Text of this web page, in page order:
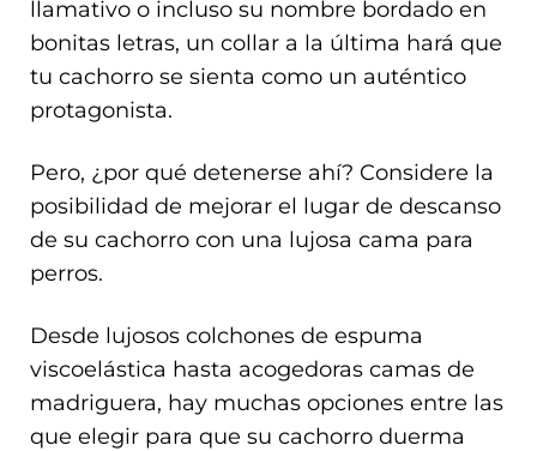
llamativo o incluso su nombre bordado en
bonitas letras, un collar a la última hará que
tu cachorro se sienta como un auténtico
protagonista.
Pero, ¿por qué detenerse ahí? Considere la
posibilidad de mejorar el lugar de descanso
de su cachorro con una lujosa cama para
perros.
Desde lujosos colchones de espuma
viscoelástica hasta acogedoras camas de
madriguera, hay muchas opciones entre las
que elegir para que su cachorro duerma